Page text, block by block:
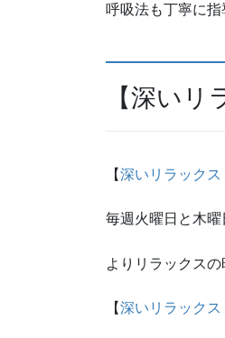
呼吸法も丁寧に指
【深いリ
【深いリラックス
毎週火曜日と木曜
よりリラックス
【深いリラックス